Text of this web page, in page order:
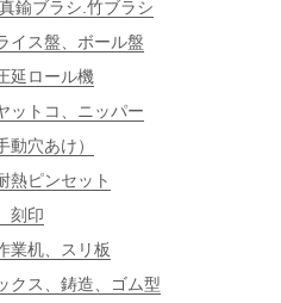
鍮ブラシ.竹ブラシ
イス盤、ボール盤
延ロール機
ットコ、ニッパー
動穴あけ）
熱ピンセット
刻印
業机、スリ板
クス、鋳造、ゴム型